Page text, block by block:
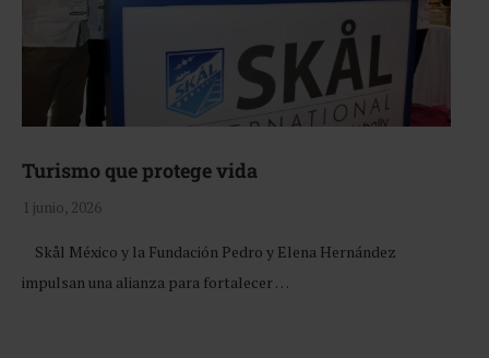
Turismo que protege vida
1 junio, 2026
Skål México y la Fundación Pedro y Elena Hernández
impulsan una alianza para fortalecer …